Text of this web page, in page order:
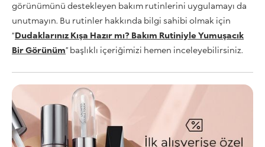
görünümünü destekleyen bakım rutinlerini uygulamayı da
unutmayın. Bu rutinler hakkında bilgi sahibi olmak için
“Dudaklarınız Kışa Hazır mı? Bakım Rutiniyle Yumuşacık
Bir Görünüm” başlıklı içeriğimizi hemen inceleyebilirsiniz.